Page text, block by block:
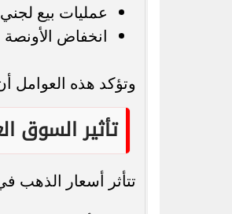
عمليات بيع
انخفاض الأونصة
وتؤكد هذه العوامل
تأثير السوق
تتأثر أسعار الذهب